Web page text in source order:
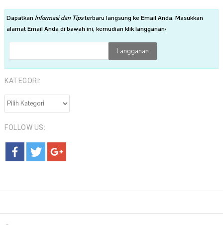
DapatkanInformasi dan Tipsterbaru langsung ke Email Anda. Masukkan
alamat Email Anda di bawah ini, kemudian klik langganan:
KATEGORI:
KATEGORI:
FOLLOW US: